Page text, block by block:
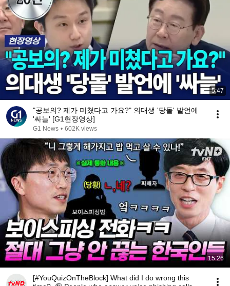
5:47
"공보의? 제가 미쳤다고 가요?" 의대생 '당돌' 발언에
'싸늘' [G1현장영상]
G1 News • 602K views
15:26
[#YouQuizOnTheBlock] What did I do wrong this